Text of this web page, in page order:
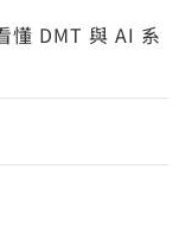
懂 DMT 與 AI 系